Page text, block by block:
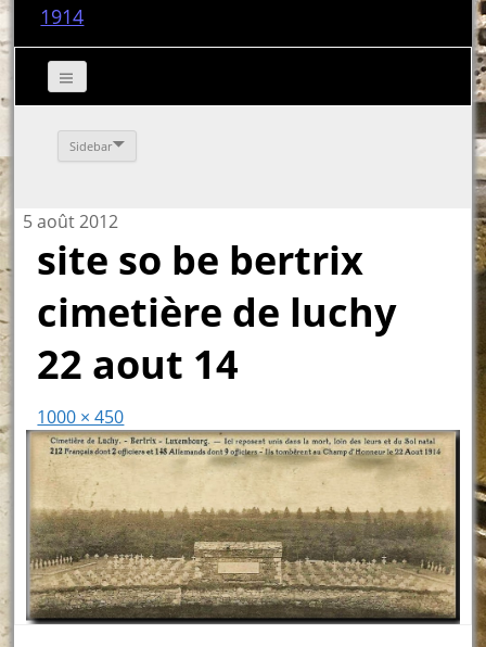
1914
Sidebar
5 août 2012
site so be bertrix
cimetière de luchy
22 aout 14
1000 × 450